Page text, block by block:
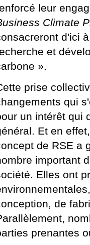
leur
Climate
d'ici
et
».
prise
qui
un intérêt qui
Et en
de RSE a
important
Elles ont
de
prenantes